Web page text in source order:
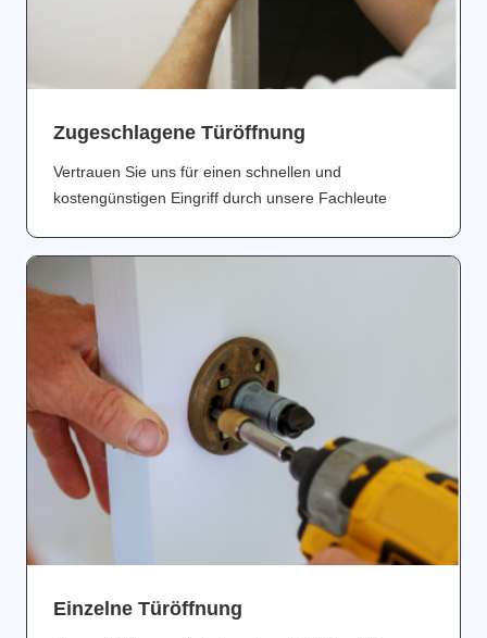
Zugeschlagene Türöffnung
Vertrauen Sie uns für einen schnellen und
kostengünstigen Eingriff durch unsere Fachleute
Einzelne Türöffnung